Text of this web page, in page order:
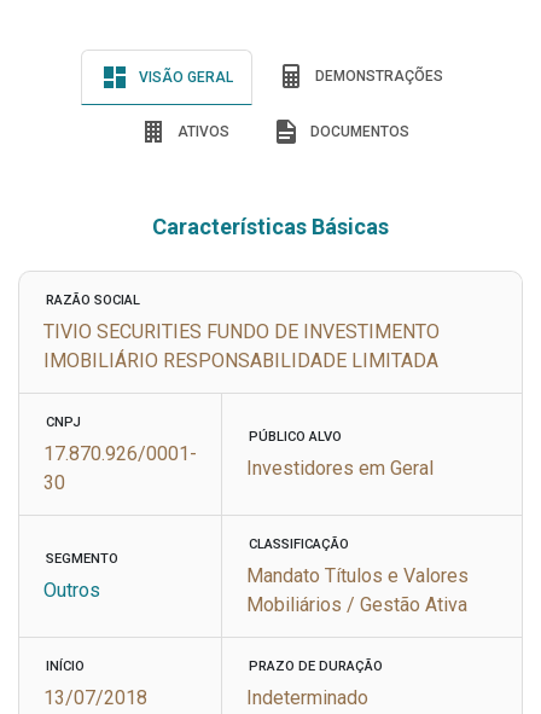
VISÃO GERAL DEMONSTRAÇÕES
ATIVOS DOCUMENTOS
Características Básicas
RAZÃO SOCIAL
TIVIO SECURITIES FUNDO DE INVESTIMENTO
IMOBILIÁRIO RESPONSABILIDADE LIMITADA
CNPJ
17.870.926/0001-
30
PÚBLICO ALVO
Investidores em Geral
SEGMENTO
Outros
CLASSIFICAÇÃO
Mandato Títulos e Valores
Mobiliários / Gestão Ativa
INÍCIO
13/07/2018
PRAZO DE DURAÇÃO
Indeterminado